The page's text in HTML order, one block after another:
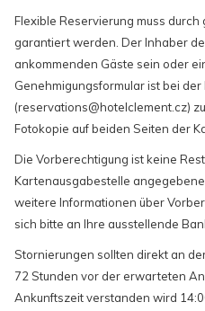
Flexible Reservierung muss
garantiert werden. Der Inhaber
ankommenden Gäste sein oder
Genehmigungsformular ist bei
(reservations@hotelclement.cz)
Fotokopie auf beiden Seiten der
Die Vorberechtigung ist keine
Kartenausgabestelle
weitere Informationen über
sich bitte an Ihre ausstellende
Stornierungen sollten direkt an
72 Stunden vor der erwarteten
Ankunftszeit verstanden wird